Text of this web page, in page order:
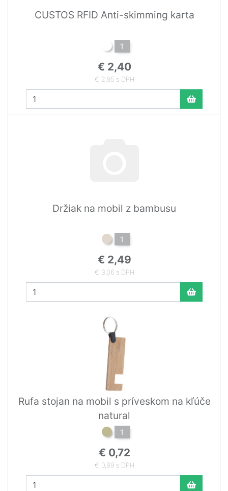
CUSTOS RFID Anti-skimming karta
1
€ 2,40
€ 2,95 s DPH
Držiak na mobil z bambusu
1
€ 2,49
€ 3,06 s DPH
Rufa stojan na mobil s príveskom na kľúče
natural
1
€ 0,72
€ 0,89 s DPH